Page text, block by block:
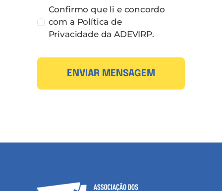
Confirmo que li e concordo
com a Política de
Privacidade da ADEVIRP.
ENVIAR MENSAGEM